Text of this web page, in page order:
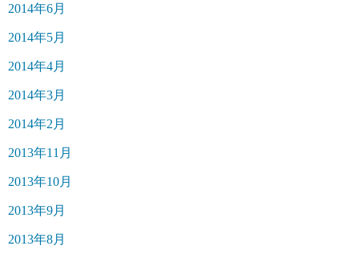
2014年6月
2014年5月
2014年4月
2014年3月
2014年2月
2013年11月
2013年10月
2013年9月
2013年8月